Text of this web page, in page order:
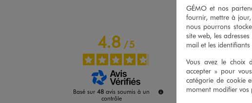
4.8/5
Basé sur48 avis soumis à un
contrôle
GÉMO et nos
fournir, mettre à jour,
nous pourrons
site web, les
mail et les identifiants
Vous avez le choix
accepter » pour
catégorie de cookie
moment modifier vos